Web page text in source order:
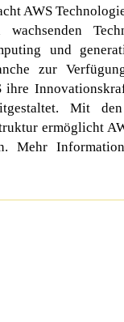
AWS
und
zur
ihre
Mit den
ermöglicht
Mehr